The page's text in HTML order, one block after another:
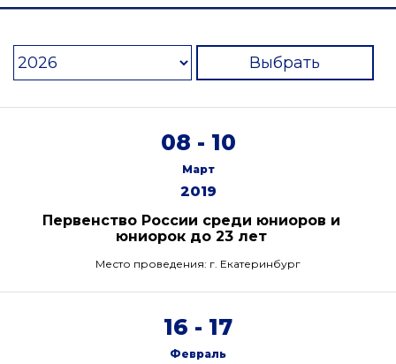
Выбрать
08 - 10
Март
2019
Первенство России среди юниоров и
юниорок до 23 лет
Место проведения: г. Екатеринбург
16 - 17
Февраль